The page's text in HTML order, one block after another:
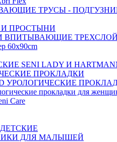
ТРУСЫ -
ПРОСТЫНИ
ВПИТЫВАЮЩИЕ
60x90cm
SENI LADY И
ПРОКЛАДКИ
УРОЛОГИЧЕСКИЕ
прокладки для
Care
ДЛЯ МАЛЫШЕЙ